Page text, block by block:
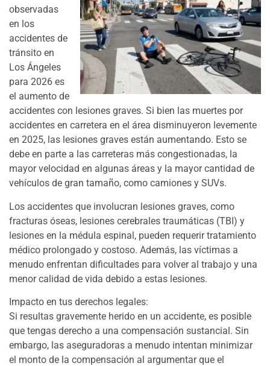
observadas
en los
accidentes de
tránsito en
Los Ángeles
para 2026 es
el aumento de
accidentes con lesiones graves. Si bien las muertes por
accidentes en carretera en el área disminuyeron levemente
en 2025, las lesiones graves están aumentando. Esto se
debe en parte a las carreteras más congestionadas, la
mayor velocidad en algunas áreas y la mayor cantidad de
vehículos de gran tamaño, como camiones y SUVs.
Los accidentes que involucran lesiones graves, como
fracturas óseas, lesiones cerebrales traumáticas (TBI) y
lesiones en la médula espinal, pueden requerir tratamiento
médico prolongado y costoso. Además, las víctimas a
menudo enfrentan dificultades para volver al trabajo y una
menor calidad de vida debido a estas lesiones.
Impacto en tus derechos legales:
Si resultas gravemente herido en un accidente, es posible
que tengas derecho a una compensación sustancial. Sin
embargo, las aseguradoras a menudo intentan minimizar
el monto de la compensación al argumentar que el